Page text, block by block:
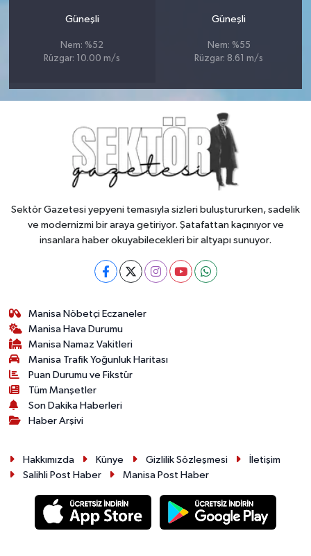
Güneşli
Nem: %52
Rüzgar: 10.00 m/s
Güneşli
Nem: %55
Rüzgar: 8.61 m/s
Sektör Gazetesi yepyeni temasıyla sizleri buluştururken, sadelik
ve modernizmi bir araya getiriyor. Şatafattan kaçınıyor ve
insanlara haber okuyabilecekleri bir altyapı sunuyor.
Manisa Nöbetçi Eczaneler
Manisa Hava Durumu
Manisa Namaz Vakitleri
Manisa Trafik Yoğunluk Haritası
Puan Durumu ve Fikstür
Tüm Manşetler
Son Dakika Haberleri
Haber Arşivi
Hakkımızda Künye Gizlilik Sözleşmesi
İletişim
Salihli Post Haber
Manisa Post Haber